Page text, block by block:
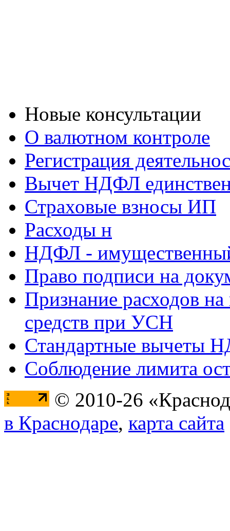
Новые консультации
О валютном контроле
Регистрация
Вычет НДФЛ
Страховые взносы ИП
Расходы н
НДФЛ -
Право подписи на
Признание расходов
средств при УСН
Стандартные вычеты
Соблюдение лимита
© 2010-26
в Краснодаре, карта сайта